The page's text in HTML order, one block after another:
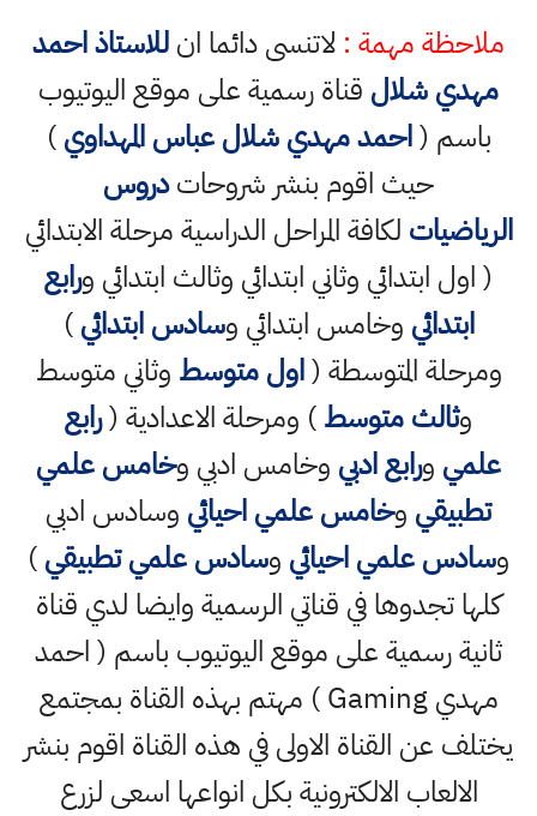
ملاحظة مهمة : لاتنسى دائما انللاستاذ احمد
مهدي شلال قناة رسمية على موقع اليوتيوب
باسم (احمد مهدي شلال عباس المهداوي)
حيث اقوم بنشر شروحاتدروس
الرياضيات لكافة المراحل الدراسية مرحلة الابتدائي
( اول ابتدائي وثاني ابتدائي وثالث ابتدائي ورابع
ابتدائي وخامس ابتدائي وسادس ابتدائي)
ومرحلة المتوسطة (اول متوسط وثاني متوسط
وثالث متوسط) ومرحلة الاعدادية (رابع
علمي ورابع ادبي وخامس ادبي وخامس علمي
تطبيقي وخامس علمي احيائي وسادس ادبي
وسادس علمي احيائي وسادس علمي تطبيقي)
كلها تجدوها في قناتي الرسمية وايضا لدي قناة
ثانية رسمية على موقع اليوتيوب باسم ( احمد
مهدي Gaming ) مهتم بهذه القناة بمجتمع
يختلف عن القناة الاولى في هذه القناة اقوم بنشر
الالعاب الالكترونية بكل انواعها اسعى لزرع